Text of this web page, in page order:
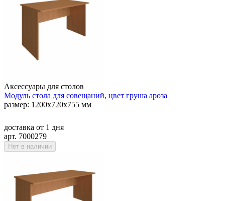
Аксессуары для столов
Модуль стола для совещаний, цвет груша ароза
размер: 1200х720х755 мм
доставка от 1 дня
арт. 7000279
Нет в наличии